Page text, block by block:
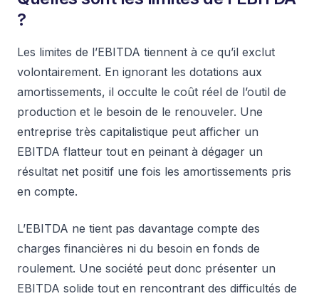
?
Les limites de l’EBITDA tiennent à ce qu’il exclut
volontairement. En ignorant les dotations aux
amortissements, il occulte le coût réel de l’outil de
production et le besoin de le renouveler. Une
entreprise très capitalistique peut afficher un
EBITDA flatteur tout en peinant à dégager un
résultat net positif une fois les amortissements pris
en compte.
L’EBITDA ne tient pas davantage compte des
charges financières ni du besoin en fonds de
roulement. Une société peut donc présenter un
EBITDA solide tout en rencontrant des difficultés de